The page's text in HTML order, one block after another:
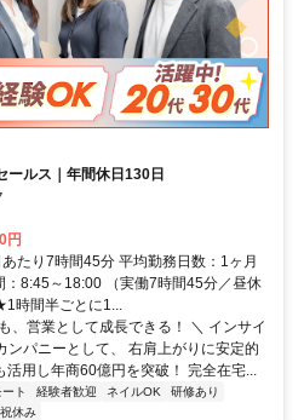
ールス｜年間休日130日
円
たり7時間45分 平均勤務日数：1ヶ月
：8:45～18:00 （実働7時間45分／昼休
時間半ごとに1...
、営業として成長できる！ ＼ インサイ
ンパニーとして、 右肩上がりに安定的
活用し年商60億円を突破！ 完全在宅...
ト 経験者歓迎 ネイルOK
研修あり
休み